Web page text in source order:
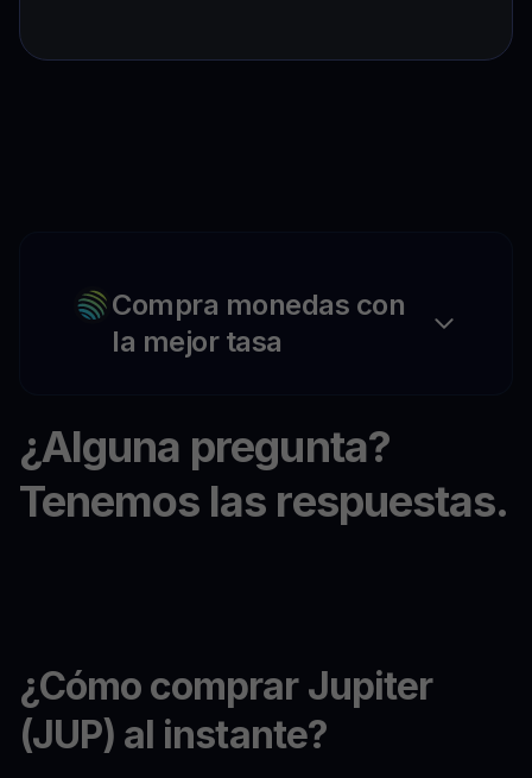
Compra monedas con
la mejor tasa
¿Alguna pregunta?
Tenemos las respuestas.
¿Cómo comprar Jupiter
(JUP) al instante?